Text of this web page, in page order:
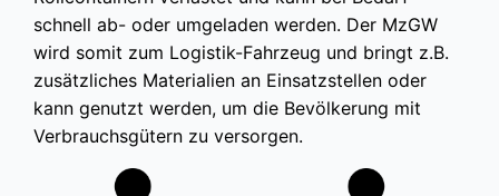
schnell ab- oder umgeladen werden. Der MzGW
wird somit zum Logistik-Fahrzeug und bringt z.B.
zusätzliches Materialien an Einsatzstellen oder
kann genutzt werden, um die Bevölkerung mit
Verbrauchsgütern zu versorgen.